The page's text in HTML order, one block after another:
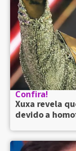
Confira!
Xuxa revela
devido a